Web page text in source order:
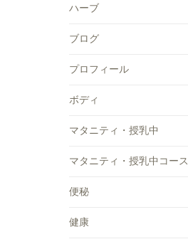
ハーブ
ブログ
プロフィール
ボディ
マタニティ・授乳中
マタニティ・授乳中コース
便秘
健康